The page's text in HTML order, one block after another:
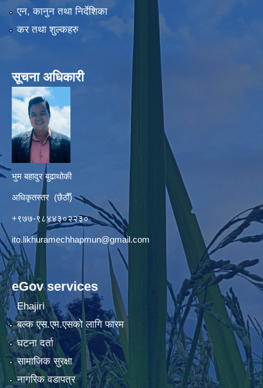
एन, कानुन तथा निर्देशिका
कर तथा शुल्कहरु
सूचना अधिकारी
भुम बहादुर बुढाथोकी
अधिकृतस्तर (छैठौँ)
+९७७-९८४४३०२२३०
ito.likhuramechhapmun@gmail.com
eGov services
Ehajiri
बल्क एस.एम.एसको लागि फारम
घटना दर्ता
सामाजिक सुरक्षा
नागरिक वडापत्र